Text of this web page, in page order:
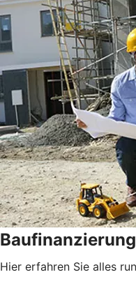
Baufinanzierung
Hier erfahren Sie alles